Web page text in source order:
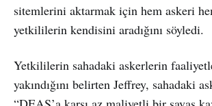
sitemlerini aktarmak için hem askeri
yetkililerin kendisini aradığını söyledi.
Yetkililerin sahadaki askerlerin
yakındığını belirten Jeffrey, sahadaki